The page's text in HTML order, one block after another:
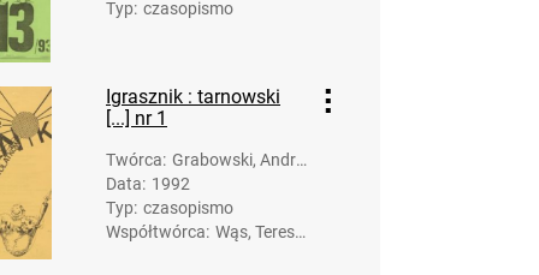
Typ: czasopismo
Igrasznik : tarnowski
[...] nr 1
Twórca: Grabowski, Andrz
ej (1947- ). Oprac
owanie
Data: 1992
Typ: czasopismo
Współtwórca: Wąs, Teres